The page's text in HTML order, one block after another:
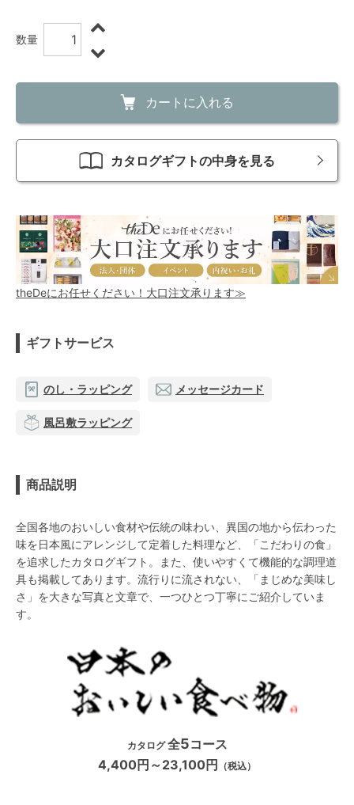
数量
カートに入れる
カタログギフトの中身を見る
theDeにお任せください！大口注文承ります≫
ギフトサービス
のし・ラッピング メッセージカード
風呂敷ラッピング
商品説明
全国各地のおいしい食材や伝統の味わい、異国の地から伝わった
味を日本風にアレンジして定着した料理など、「こだわりの食」
を追求したカタログギフト。また、使いやすくて機能的な調理道
具も掲載してあります。流行りに流されない、「まじめな美味し
さ」を大きな写真と文章で、一つひとつ丁寧にご紹介していま
す。
カタログ全5コース
4,400円～23,100円 （税込）